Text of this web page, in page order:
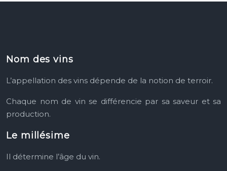
Nom des vins
L’appellation des vins dépende de la notion de terroir.
Chaque nom de vin se différencie par sa saveur et sa
production.
Le millésime
Il détermine l’âge du vin.